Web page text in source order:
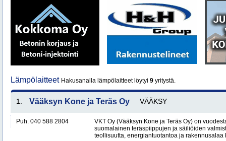
Lämpölaitteet Hakusanalla lämpölaitteet löytyi 9 yritystä.
1. Vääksyn Kone ja Teräs Oy VÄÄKSY
Puh. 040 588 2804
VKT Oy (Vääksyn Kone ja Teräs Oy) on
suomalainen teräspiippujen ja säiliöiden
teollisuutta, energiantuotantoa ja rakennusalaa